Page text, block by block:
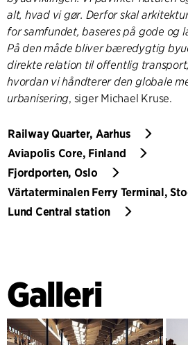
alt, hvad vi gør. Derfor skal
for samfundet, baseres på gode og
På den måde bliver bæredygtig
direkte relation til offentlig
hvordan vi håndterer den globale
urbanisering, siger Michael Kruse.
Railway Quarter, Aarhus
Aviapolis Core, Finland
Fjordporten, Oslo
Värtaterminalen Ferry Terminal,
Lund Central station
Galleri